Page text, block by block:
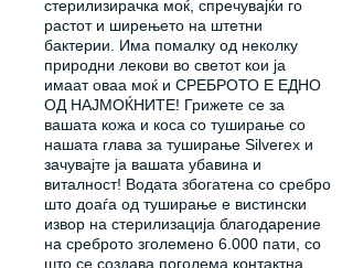
стерилизирачка моќ, спречувајќи го
растот и ширењето на штетни
бактерии. Има помалку од неколку
природни лекови во светот кои ја
имаат оваа моќ и СРЕБРОТО Е ЕДНО
ОД НАЈМОЌНИТЕ! Грижете се за
вашата кожа и коса со туширање со
нашата глава за туширање Silverex и
зачувајте ја вашата убавина и
виталност! Водата збогатена со сребро
што доаѓа од туширање е вистински
извор на стерилизација благодарение
на среброто зголемено 6.000 пати, со
што се создава поголема контактна